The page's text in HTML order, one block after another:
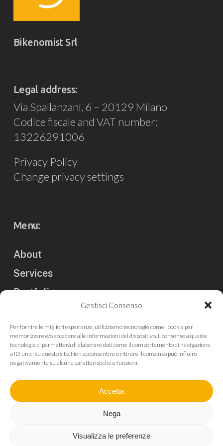
Gestisci Consenso
Per fornire le migliori esperienze, utilizziamo tecnologie come i cookie per
memorizzare e/o accedere alle informazioni del dispositivo. Il consenso a queste
tecnologie ci permetterà di elaborare dati come il comportamento di navigazione
o ID unici su questo sito. Non acconsentire o ritirare il consenso può influire
negativamente su alcune caratteristiche e funzioni.
Accetta
Nega
Visualizza le preferenze
Bikenomist Srl
Legal address:
Via Spallanzani, 6 – 20129 Milano
Codice fiscale and VAT number:
13226291006
Privacy Policy
Change privacy settings
Menu:
About
Services
Portfolio
Blog
Contact us
Press
© 2026 Bikenomist.Privacy Policy